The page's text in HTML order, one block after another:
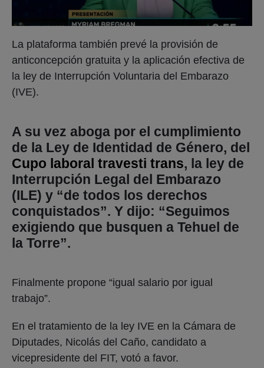
La plataforma también prevé la provisión de
anticoncepción gratuita y la aplicación efectiva de
la ley de Interrupción Voluntaria del Embarazo
(IVE).
A su vez aboga por el cumplimiento
de la Ley de Identidad de Género, del
Cupo laboral travesti trans, la ley de
Interrupción Legal del Embarazo
(ILE) y “de todos los derechos
conquistados”. Y dijo: “Seguimos
exigiendo que busquen a Tehuel de
la Torre”.
Finalmente propone “igual salario por igual
trabajo”.
En el tratamiento de la ley IVE en la Cámara de
Diputades, Nicolás del Caño, candidato a
vicepresidente del FIT, votó a favor.